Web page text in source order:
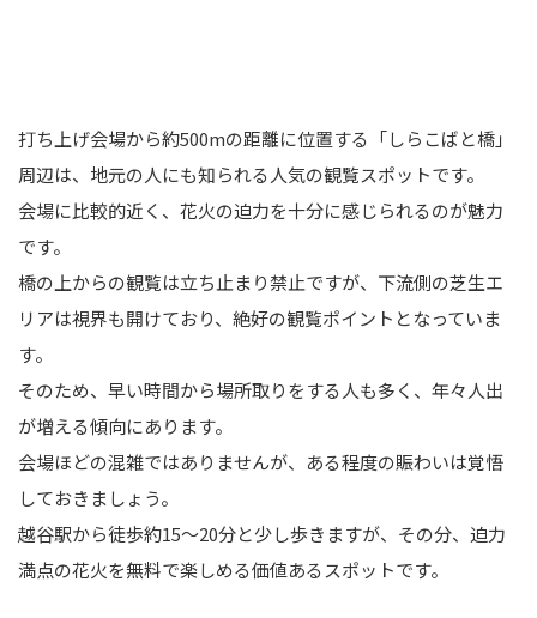
打ち上げ会場から約500mの距離に位置する「しらこばと橋」
周辺は、地元の人にも知られる人気の観覧スポットです。
会場に比較的近く、花火の迫力を十分に感じられるのが魅力
です。
橋の上からの観覧は立ち止まり禁止ですが、下流側の芝生エ
リアは視界も開けており、絶好の観覧ポイントとなっていま
す。
そのため、早い時間から場所取りをする人も多く、年々人出
が増える傾向にあります。
会場ほどの混雑ではありませんが、ある程度の賑わいは覚悟
しておきましょう。
越谷駅から徒歩約15～20分と少し歩きますが、その分、迫力
満点の花火を無料で楽しめる価値あるスポットです。